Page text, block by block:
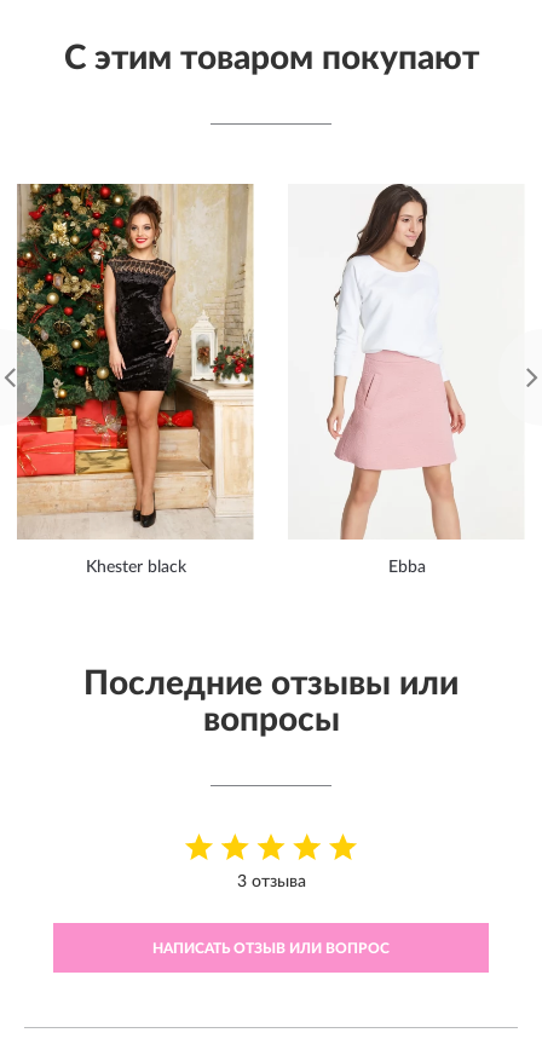
С этим товаром покупают
Khester black Ebba
Последние отзывы или
вопросы
3 отзыва
НАПИСАТЬ ОТЗЫВ ИЛИ ВОПРОС